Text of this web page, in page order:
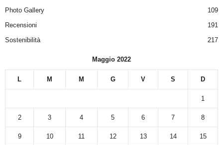
Photo Gallery
109
Recensioni
191
Sostenibilità
217
Maggio 2022
L M M G V S D
1
2 3 4 5 6 7 8
9 10 11 12 13 14 15